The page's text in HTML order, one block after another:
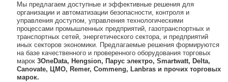
Мы предлагаем доступные и эффективные решения для
организации и автоматизации безопасности, контроля и
управления доступом, управления технологическими
процессами промышленных предприятий, газотранспортных и
транспортных сетей, энергетического сектора, и предприятий
иных секторов экономики. Предлагаемые решения формируются
на базе качественного и проверенного оборудования торговых
марок 3OneData, Hengsion, Парус электро, Smartwatt, Delta,
Canovate, ЦМО, Remer, Commeng, Lanbras и прочих торговых
марок.